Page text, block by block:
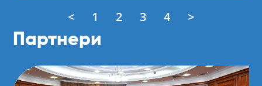
< 1 2 3 4 >
Партнери